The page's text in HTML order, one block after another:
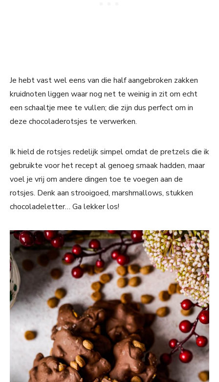
Je hebt vast wel eens van die half aangebroken zakken
kruidnoten liggen waar nog net te weinig in zit om echt
een schaaltje mee te vullen; die zijn dus perfect om in
deze chocoladerotsjes te verwerken.
Ik hield de rotsjes redelijk simpel omdat de pretzels die ik
gebruikte voor het recept al genoeg smaak hadden, maar
voel je vrij om andere dingen toe te voegen aan de
rotsjes. Denk aan strooigoed, marshmallows, stukken
chocoladeletter… Ga lekker los!